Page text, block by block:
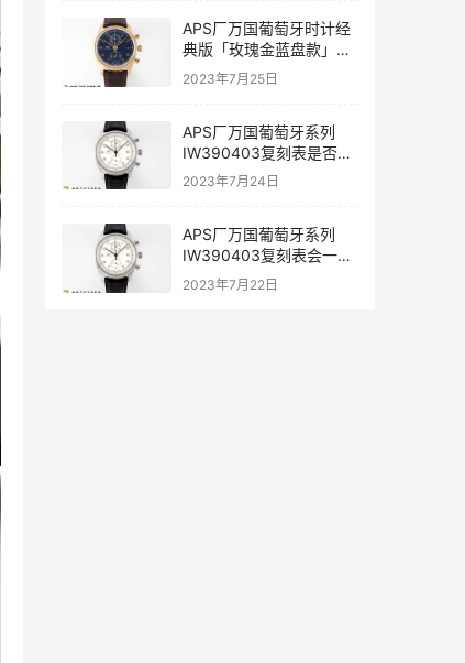
APS厂万国葡萄牙时计经
典版「玫瑰金蓝盘款」复
刻表深度评测-APS手表
2023年7月25日
APS厂万国葡萄牙系列
IW390403复刻表是否能
过专柜-APS手表
2023年7月24日
APS厂万国葡萄牙系列
IW390403复刻表会一眼
假吗-APS手表
2023年7月22日